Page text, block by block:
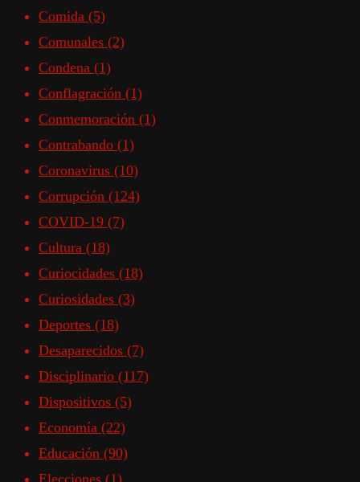
Comida (5)
Comunales (2)
Condena (1)
Conflagración (1)
Conmemoración (1)
Contrabando (1)
Coronavirus (10)
Corrupción (124)
COVID-19 (7)
Cultura (18)
Curiocidades (18)
Curiosidades (3)
Deportes (18)
Desaparecidos (7)
Disciplinario (117)
Dispositivos (5)
Economía (22)
Educación (90)